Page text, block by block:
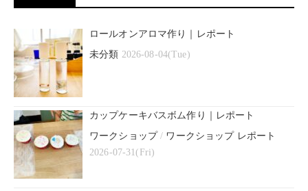
ロールオンアロマ作り｜レポート
未分類 2026-08-04(Tue)
カップケーキバスボム作り｜レポート
ワークショップ/ ワークショップ レポート
2026-07-31(Fri)